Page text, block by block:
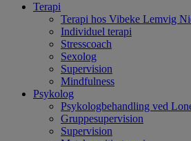
Terapi
Terapi hos Vibeke Lemvig
Individuel terapi
Stresscoach
Sexolog
Supervision
Mindfulness
Psykolog
Psykologbehandling ved
Gruppesupervision
Supervision